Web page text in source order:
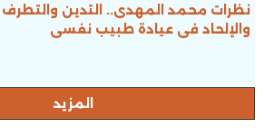
نظرات محمد المهدى.. التدين والتطرف
والإلحاد فى عيادة طبيب نفسى
المزيد